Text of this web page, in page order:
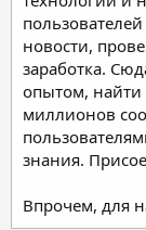
новости,
заработка.
опытом, найти
миллионов
знания.
Впрочем, для